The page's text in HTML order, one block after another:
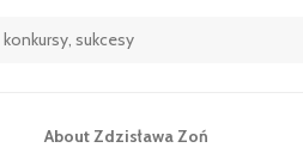
konkursy, sukcesy
About Zdzisława Zoń